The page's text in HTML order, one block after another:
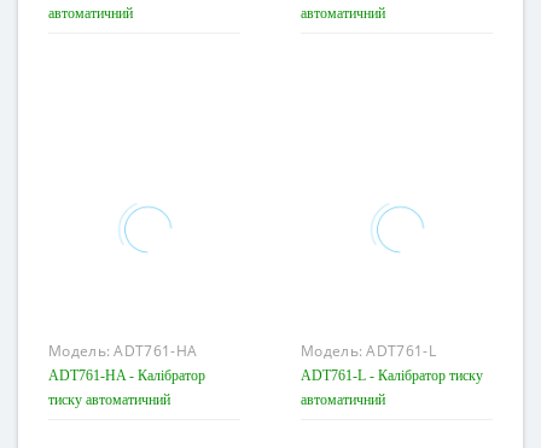
автоматичний
автоматичний
Модель:ADT761-HA
ADT761-HA - Калібратор
тиску автоматичний
Модель:ADT761-L
ADT761-L - Калібратор тиску
автоматичний